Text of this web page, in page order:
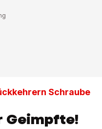
Schraube
Geimpfte!